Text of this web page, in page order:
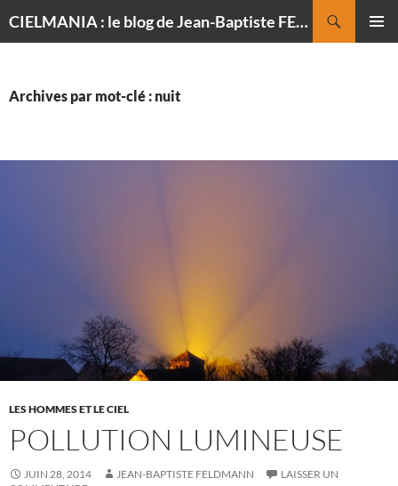
CIELMANIA : le blog de Jean-Baptiste FELDMANN, photographe du ciel
Archives par mot-clé : nuit
LES HOMMES ET LE CIEL
POLLUTION LUMINEUSE
JUIN 28, 2014 JEAN-BAPTISTE FELDMANN
LAISSER UN